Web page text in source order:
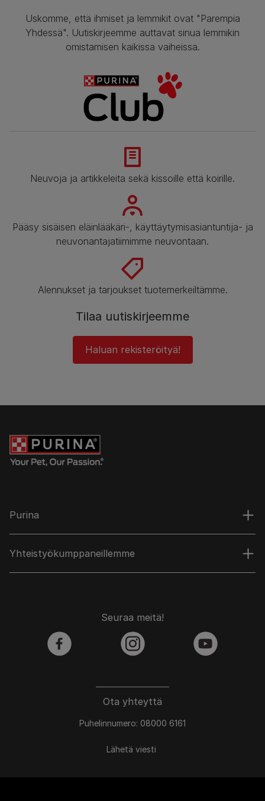
Uskomme, että ihmiset ja lemmikit ovat "Parempia
Yhdessä". Uutiskirjeemme auttavat sinua lemmikin
omistamisen kaikissa vaiheissa.
Neuvoja ja artikkeleita sekä kissoille että koirille.
Pääsy sisäisen eläinlääkäri-, käyttäytymisasiantuntija- ja
neuvonantajatiimimme neuvontaan.
Alennukset ja tarjoukset tuotemerkeiltämme.
Tilaa uutiskirjeemme
Haluan rekisteröityä!
Purina
Yhteistyökumppaneillemme
Ota yhteyttä
Puhelinnumero: 08000 6161
Lähetä viesti
Seuraa meitä!
facebook instagram youtube